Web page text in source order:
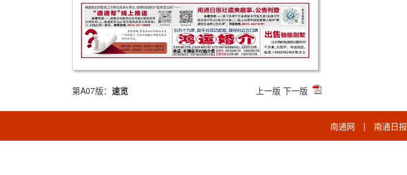
第A07版： 速览 上一版 下一版
南通网 | 南通日报